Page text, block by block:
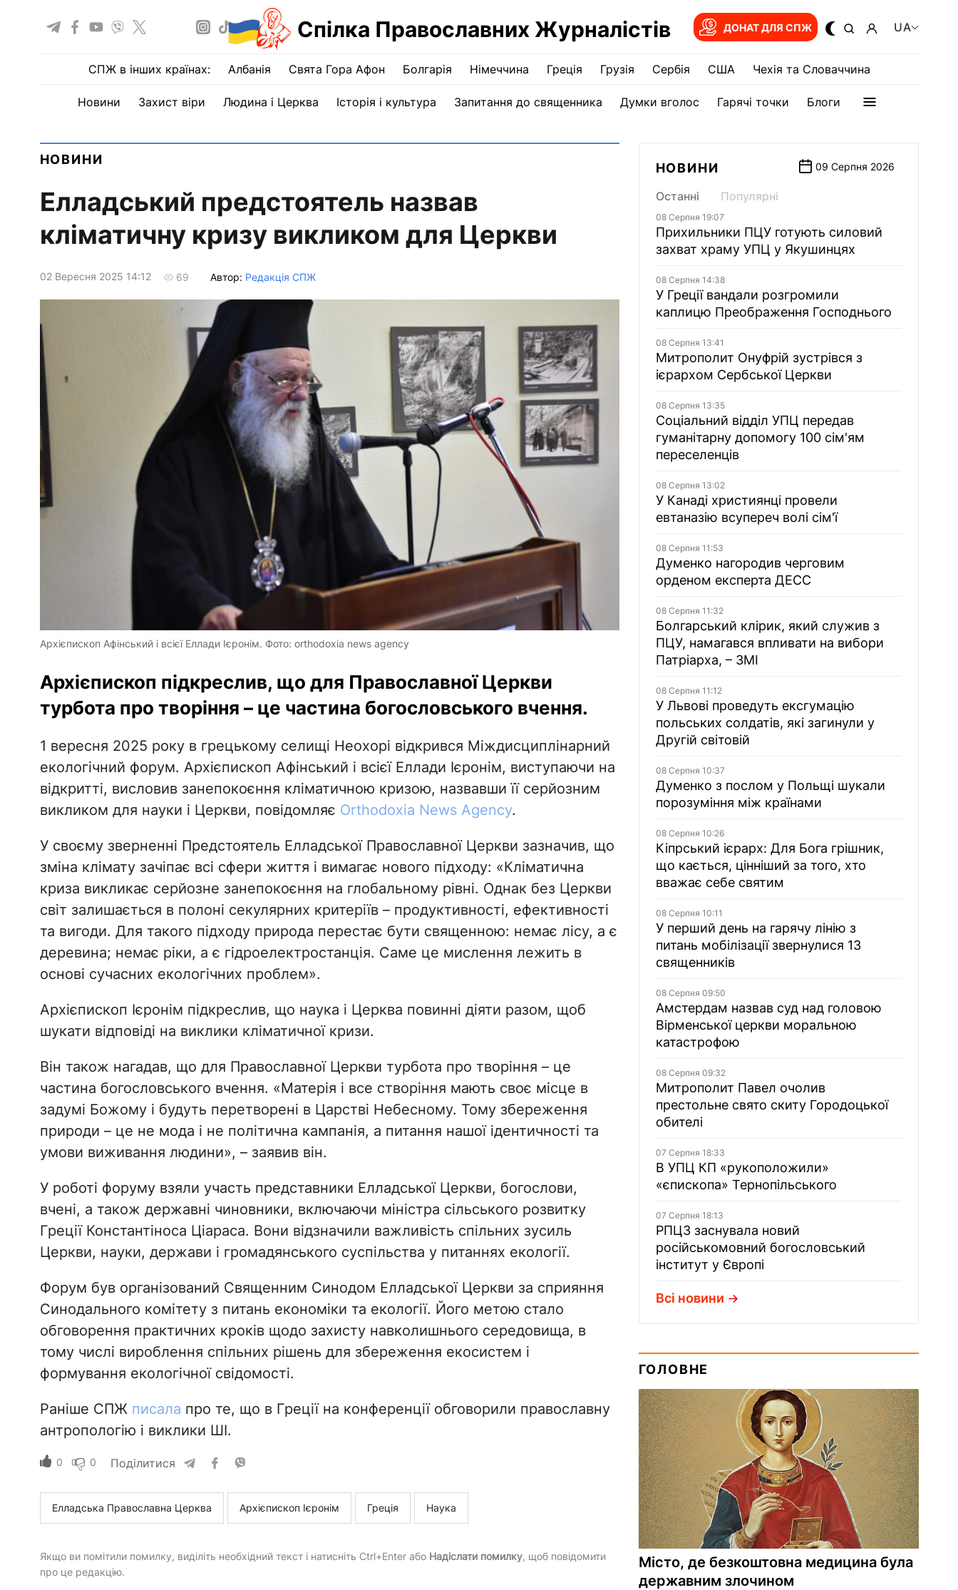
Спілка Православних Журналістів ДОНАТ ДЛЯ СПЖ UA
СПЖ в інших країнах: Албанія Свята Гора Афон Болгарія Німеччина Греція Грузія Сербія США Чехія та Словаччина
Новини Захист віри Людина і Церква Історія і культура Запитання до священника Думки вголос Гарячі точки Блоги
НОВИНИ
Елладський предстоятель назвав
кліматичну кризу викликом для Церкви
02 Вересня 2025 14:12 69 Автор: Редакція СПЖ
Архієпископ Афінський і всієї Еллади Ієронім. Фото: orthodoxia news agency
Архієпископ підкреслив, що для Православної Церкви
турбота про творіння – це частина богословського вчення.
1 вересня 2025 року в грецькому селищі Неохорі відкрився Міждисциплінарний
екологічний форум. Архієпископ Афінський і всієї Еллади Ієронім, виступаючи на
відкритті, висловив занепокоєння кліматичною кризою, назвавши її серйозним
викликом для науки і Церкви, повідомляє Orthodoxia News Agency.
У своєму зверненні Предстоятель Елладської Православної Церкви зазначив, що
зміна клімату зачіпає всі сфери життя і вимагає нового підходу: «Кліматична
криза викликає серйозне занепокоєння на глобальному рівні. Однак без Церкви
світ залишається в полоні секулярних критеріїв – продуктивності, ефективності
та вигоди. Для такого підходу природа перестає бути священною: немає лісу, а є
деревина; немає ріки, а є гідроелектростанція. Саме це мислення лежить в
основі сучасних екологічних проблем».
Архієпископ Ієронім підкреслив, що наука і Церква повинні діяти разом, щоб
шукати відповіді на виклики кліматичної кризи.
Він також нагадав, що для Православної Церкви турбота про творіння – це
частина богословського вчення. «Матерія і все створіння мають своє місце в
задумі Божому і будуть перетворені в Царстві Небесному. Тому збереження
природи – це не мода і не політична кампанія, а питання нашої ідентичності та
умови виживання людини», – заявив він.
У роботі форуму взяли участь представники Елладської Церкви, богослови,
вчені, а також державні чиновники, включаючи міністра сільського розвитку
Греції Константіноса Ціараса. Вони відзначили важливість спільних зусиль
Церкви, науки, держави і громадянського суспільства у питаннях екології.
Форум був організований Священним Синодом Елладської Церкви за сприяння
Синодального комітету з питань економіки та екології. Його метою стало
обговорення практичних кроків щодо захисту навколишнього середовища, в
тому числі вироблення спільних рішень для збереження екосистем і
формування екологічної свідомості.
Раніше СПЖ писала про те, що в Греції на конференції обговорили православну
антропологію і виклики ШІ.
0 0 Поділитися
Елладська Православна Церква Архієпископ Ієронім Греція Наука
Якщо ви помітили помилку, виділіть необхідний текст і натисніть Ctrl+Enter або Надіслати помилку, щоб повідомити
про це редакцію.
НОВИНИ 09 Серпня 2026
Останні Популярні
08 Серпня 19:07
Прихильники ПЦУ готують силовий
захват храму УПЦ у Якушинцях
08 Серпня 14:38
У Греції вандали розгромили
каплицю Преображення Господнього
08 Серпня 13:41
Митрополит Онуфрій зустрівся з
ієрархом Сербської Церкви
08 Серпня 13:35
Соціальний відділ УПЦ передав
гуманітарну допомогу 100 сім'ям
переселенців
08 Серпня 13:02
У Канаді християнці провели
евтаназію всупереч волі сім'ї
08 Серпня 11:53
Думенко нагородив черговим
орденом експерта ДЕСС
08 Серпня 11:32
Болгарський клірик, який служив з
ПЦУ, намагався впливати на вибори
Патріарха, – ЗМІ
08 Серпня 11:12
У Львові проведуть ексгумацію
польських солдатів, які загинули у
Другій світовій
08 Серпня 10:37
Думенко з послом у Польщі шукали
порозуміння між країнами
08 Серпня 10:26
Кіпрський ієрарх: Для Бога грішник,
що кається, цінніший за того, хто
вважає себе святим
08 Серпня 10:11
У перший день на гарячу лінію з
питань мобілізації звернулися 13
священників
08 Серпня 09:50
Амстердам назвав суд над головою
Вірменської церкви моральною
катастрофою
08 Серпня 09:32
Митрополит Павел очолив
престольне свято скиту Городоцької
обителі
07 Серпня 18:33
В УПЦ КП «рукоположили»
«єпископа» Тернопільського
07 Серпня 18:13
РПЦЗ заснувала новий
російськомовний богословський
інститут у Європі
Всі новини
ГОЛОВНЕ
Місто, де безкоштовна медицина була
державним злочином